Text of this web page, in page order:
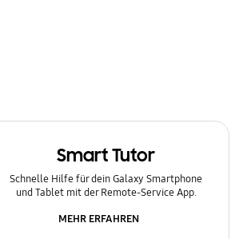
Smart Tutor
Schnelle Hilfe für dein Galaxy Smartphone
und Tablet mit der Remote-Service App.
MEHR ERFAHREN